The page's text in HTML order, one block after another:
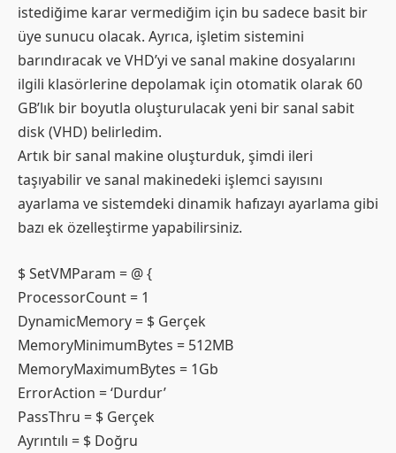
istediğime karar vermediğim için bu sadece basit bir
üye sunucu olacak. Ayrıca, işletim sistemini
barındıracak ve VHD’yi ve sanal makine dosyalarını
ilgili klasörlerine depolamak için otomatik olarak 60
GB’lık bir boyutla oluşturulacak yeni bir sanal sabit
disk (VHD) belirledim.
Artık bir sanal makine oluşturduk, şimdi ileri
taşıyabilir ve sanal makinedeki işlemci sayısını
ayarlama ve sistemdeki dinamik hafızayı ayarlama gibi
bazı ek özelleştirme yapabilirsiniz.
$ SetVMParam = @ {
ProcessorCount = 1
DynamicMemory = $ Gerçek
MemoryMinimumBytes = 512MB
MemoryMaximumBytes = 1Gb
ErrorAction = ‘Durdur’
PassThru = $ Gerçek
Ayrıntılı = $ Doğru